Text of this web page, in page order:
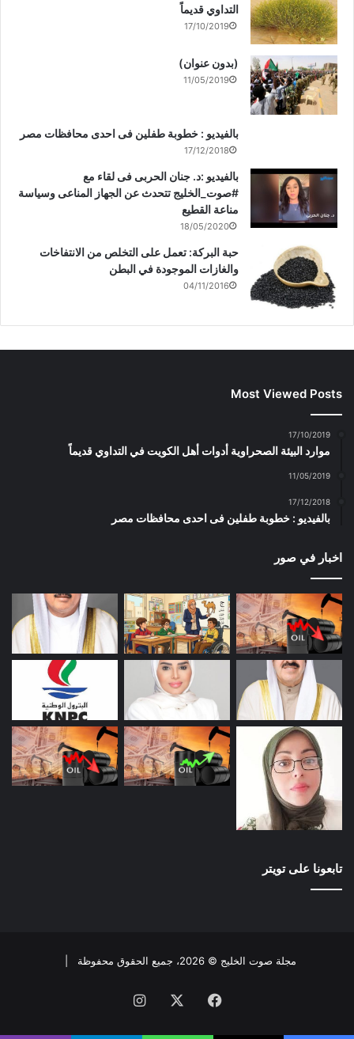
التداوي قديماً
17/10/2019
(بدون عنوان)
11/05/2019
بالفيديو : خطوبة طفلين فى احدى محافظات مصر
17/12/2018
بالفيديو :د. جنان الحربى فى لقاء مع
#صوت_الخليج تتحدث عن الجهاز المناعى وسياسة
مناعة القطيع
18/05/2020
حبة البركة: تعمل على التخلص من الانتفاخات
والغازات الموجودة في البطن
04/11/2016
Most Viewed Posts
17/10/2019
موارد البيئة الصحراوية أدوات أهل الكويت في التداوي قديماً
11/05/2019
17/12/2018
بالفيديو : خطوبة طفلين فى احدى محافظات مصر
اخبار في صور
تابعونا على تويتر
مجلة صوت الخليج © 2026، جميع الحقوق محفوظة |
فيسبوك انستقرام